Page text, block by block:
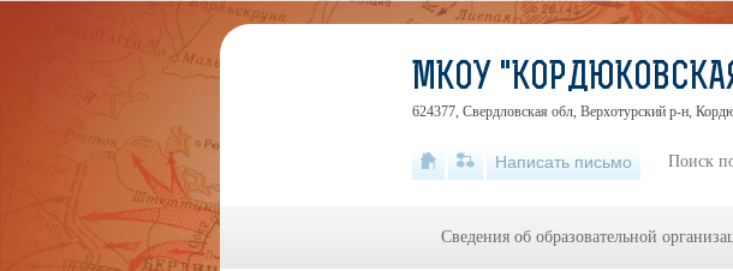
МКОУ
624377, Свердловская обл, Верхотурский р-н,
Написать письмо
Сведения об образовательной